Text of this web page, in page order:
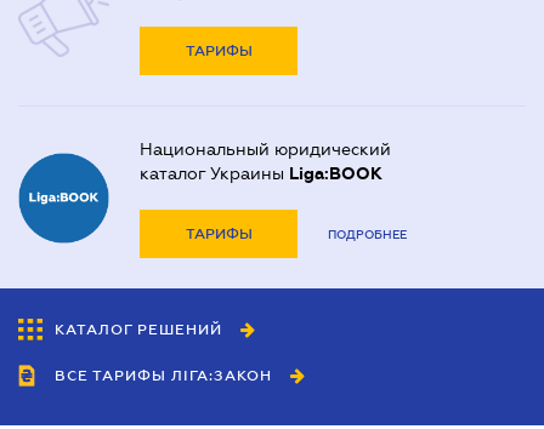
ТАРИФЫ
Национальный юридический
каталог Украины Liga:BOOK
ТАРИФЫ ПОДРОБНЕЕ
КАТАЛОГ РЕШЕНИЙ
ВСЕ ТАРИФЫ ЛІГА:ЗАКОН